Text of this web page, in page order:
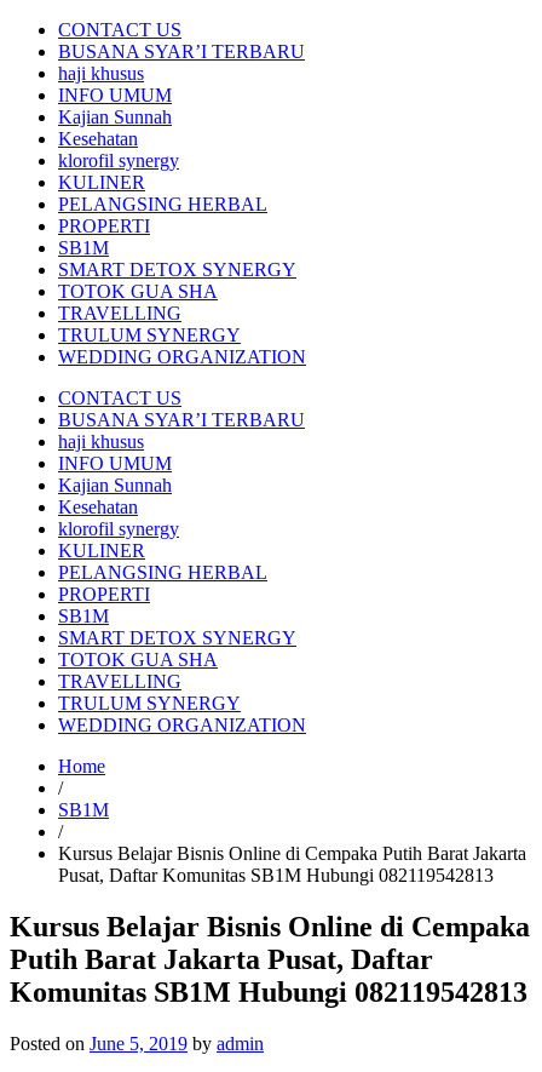
CONTACT US
BUSANA SYAR’I TERBARU
haji khusus
INFO UMUM
Kajian Sunnah
Kesehatan
klorofil synergy
KULINER
PELANGSING HERBAL
PROPERTI
SB1M
SMART DETOX SYNERGY
TOTOK GUA SHA
TRAVELLING
TRULUM SYNERGY
WEDDING ORGANIZATION
CONTACT US
BUSANA SYAR’I TERBARU
haji khusus
INFO UMUM
Kajian Sunnah
Kesehatan
klorofil synergy
KULINER
PELANGSING HERBAL
PROPERTI
SB1M
SMART DETOX SYNERGY
TOTOK GUA SHA
TRAVELLING
TRULUM SYNERGY
WEDDING ORGANIZATION
Home
/
SB1M
/
Kursus Belajar Bisnis Online di Cempaka Putih Barat Jakarta
Pusat, Daftar Komunitas SB1M Hubungi 082119542813
Kursus Belajar Bisnis Online di Cempaka
Putih Barat Jakarta Pusat, Daftar
Komunitas SB1M Hubungi 082119542813
Posted on June 5, 2019 by admin